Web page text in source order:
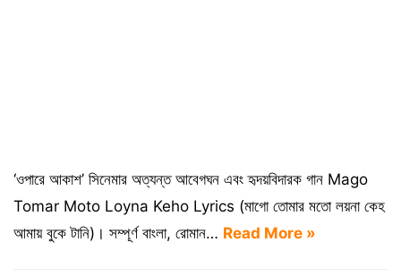
‘ওপারে আকাশ’ সিনেমার অত্যন্ত আবেগঘন এবং হৃদয়বিদারক গান Mago
Tomar Moto Loyna Keho Lyrics (মাগো তোমার মতো লয়না কেহ
আমায় বুকে টানি)। সম্পূর্ণ বাংলা, রোমান… Read More »